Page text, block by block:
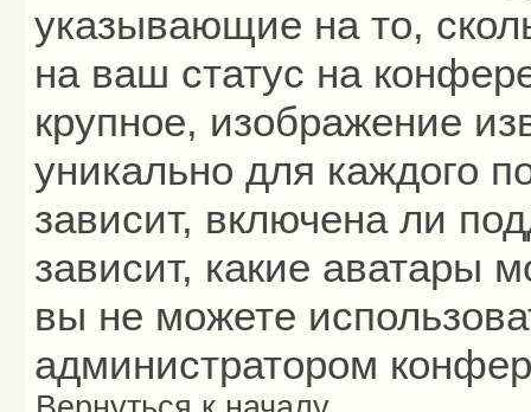
указывающие на то,
на ваш статус на
крупное, изображение
уникально для каждого
зависит, включена ли
зависит, какие аватары
вы не можете
администратором